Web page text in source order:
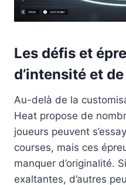
Les défis et
d’intensité et
Au-delà de la
Heat propose de
joueurs peuvent
courses, mais ces
manquer d’originalité.
exaltantes, d’autres